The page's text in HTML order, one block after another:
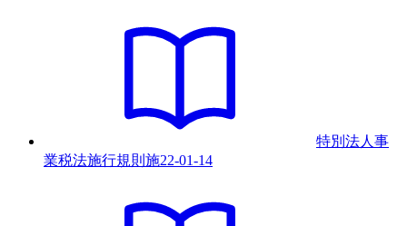
特別法人事
業税法施行規則 施22-01-14